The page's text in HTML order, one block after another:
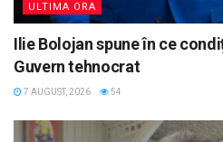
ULTIMA ORA
Ilie Bolojan spune în ce
Guvern tehnocrat
7 AUGUST, 2026 54